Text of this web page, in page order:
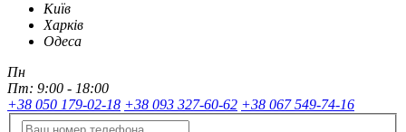
Київ
Харків
Одеса
Пн
Пт: 9:00 - 18:00
+38 050 179-02-18 +38 093 327-60-62 +38 067 549-74-16